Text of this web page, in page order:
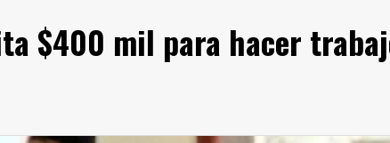
$400 mil para hacer